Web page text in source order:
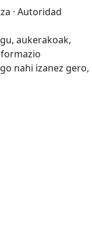
· Autoridad
aukerakoak,
nahi izanez gero,